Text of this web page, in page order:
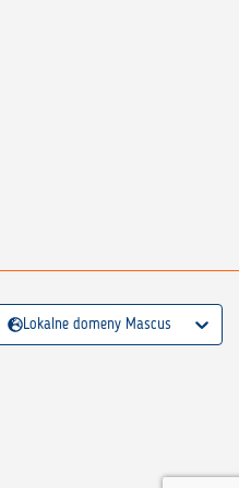
Lokalne domeny Mascus